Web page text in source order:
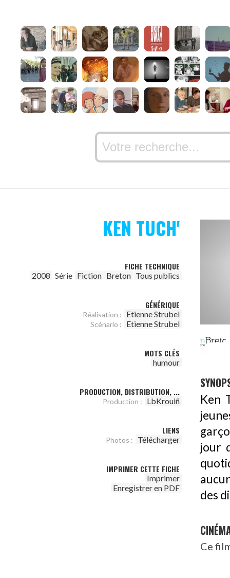
KEN TUCH'
FICHE TECHNIQUE
2008 Série Fiction Breton Tous publics
GÉNÉRIQUE
Réalisation : Etienne Strubel
Scénario : Etienne Strubel
MOTS CLÉS
humour
PRODUCTION, DISTRIBUTION, ...
Production : LbKrouiñ
LIENS
Photos : Télécharger
IMPRIMER CETTE FICHE
Imprimer
Enregistrer en PDF
Ken
jour
des
Ce